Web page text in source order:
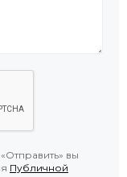
вы
Публичной